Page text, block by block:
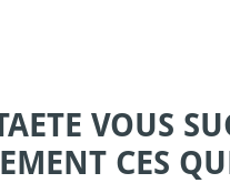
VOUS
CES